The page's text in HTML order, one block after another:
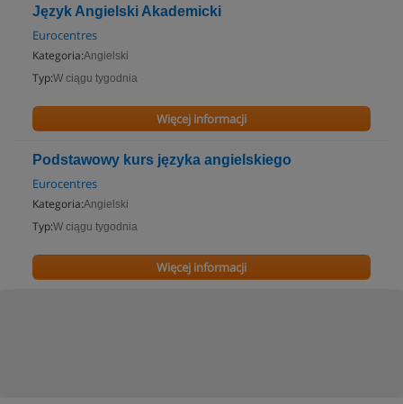
Język Angielski Akademicki
Eurocentres
Kategoria:Angielski
Typ:W ciągu tygodnia
Więcej informacji
Podstawowy kurs języka angielskiego
Eurocentres
Kategoria:Angielski
Typ:W ciągu tygodnia
Więcej informacji